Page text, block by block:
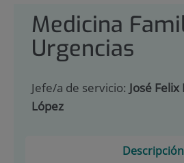
Medicina
Urgencias
Jefe/a de servicio: José
López
Descripción